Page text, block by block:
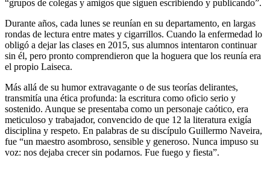
“grupos de colegas y amigos que siguen escribiendo y publicando”.
Durante años, cada lunes se reunían en su departamento, en largas
rondas de lectura entre mates y cigarrillos. Cuando la enfermedad lo
obligó a dejar las clases en 2015, sus alumnos intentaron continuar
sin él, pero pronto comprendieron que la hoguera que los reunía era
el propio Laiseca.
Más allá de su humor extravagante o de sus teorías delirantes,
transmitía una ética profunda: la escritura como oficio serio y
sostenido. Aunque se presentaba como un personaje caótico, era
meticuloso y trabajador, convencido de que 12 la literatura exigía
disciplina y respeto. En palabras de su discípulo Guillermo Naveira,
fue “un maestro asombroso, sensible y generoso. Nunca impuso su
voz: nos dejaba crecer sin podarnos. Fue fuego y fiesta”.